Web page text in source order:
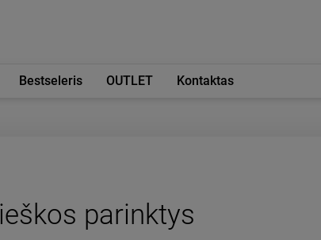
Bestseleris OUTLET Kontaktas
parinktys